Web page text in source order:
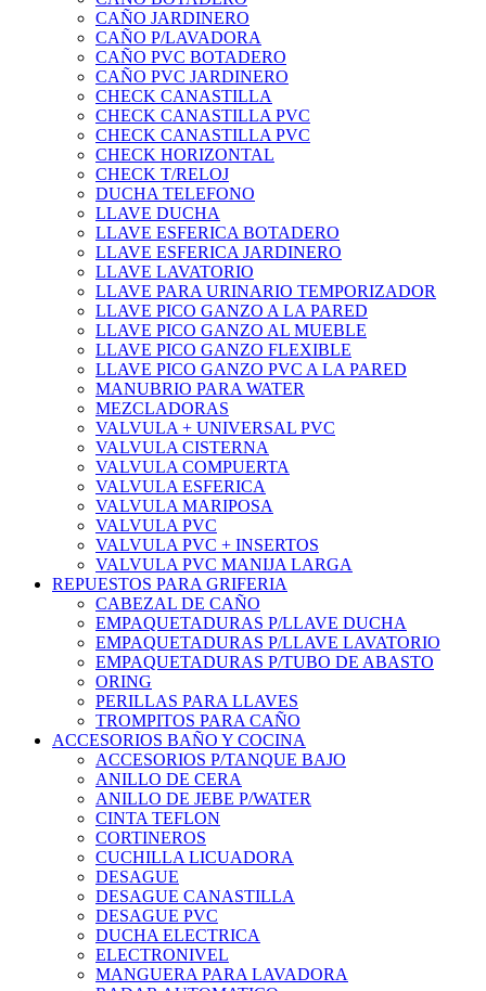
CAÑO JARDINERO
CAÑO P/LAVADORA
CAÑO PVC BOTADERO
CAÑO PVC JARDINERO
CHECK CANASTILLA
CHECK CANASTILLA PVC
CHECK CANASTILLA PVC
CHECK HORIZONTAL
CHECK T/RELOJ
DUCHA TELEFONO
LLAVE DUCHA
LLAVE ESFERICA BOTADERO
LLAVE ESFERICA JARDINERO
LLAVE LAVATORIO
LLAVE PARA URINARIO TEMPORIZADOR
LLAVE PICO GANZO A LA PARED
LLAVE PICO GANZO AL MUEBLE
LLAVE PICO GANZO FLEXIBLE
LLAVE PICO GANZO PVC A LA PARED
MANUBRIO PARA WATER
MEZCLADORAS
VALVULA + UNIVERSAL PVC
VALVULA CISTERNA
VALVULA COMPUERTA
VALVULA ESFERICA
VALVULA MARIPOSA
VALVULA PVC
VALVULA PVC + INSERTOS
VALVULA PVC MANIJA LARGA
REPUESTOS PARA GRIFERIA
CABEZAL DE CAÑO
EMPAQUETADURAS P/LLAVE DUCHA
EMPAQUETADURAS P/LLAVE LAVATORIO
EMPAQUETADURAS P/TUBO DE ABASTO
ORING
PERILLAS PARA LLAVES
TROMPITOS PARA CAÑO
ACCESORIOS BAÑO Y COCINA
ACCESORIOS P/TANQUE BAJO
ANILLO DE CERA
ANILLO DE JEBE P/WATER
CINTA TEFLON
CORTINEROS
CUCHILLA LICUADORA
DESAGUE
DESAGUE CANASTILLA
DESAGUE PVC
DUCHA ELECTRICA
ELECTRONIVEL
MANGUERA PARA LAVADORA